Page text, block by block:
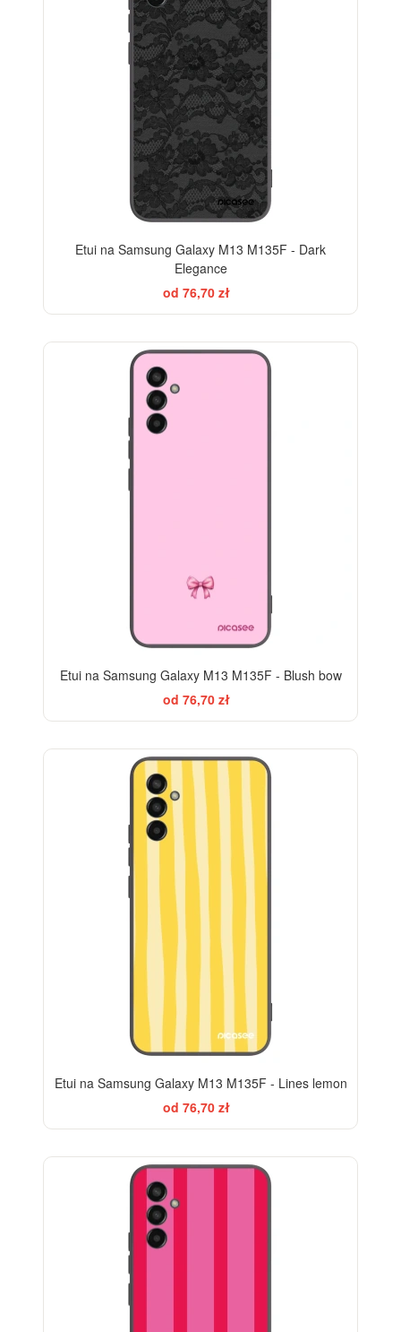
Etui na Samsung Galaxy M13 M135F - Dark
Elegance
od 76,70 zł
Etui na Samsung Galaxy M13 M135F - Blush bow
od 76,70 zł
Etui na Samsung Galaxy M13 M135F - Lines lemon
od 76,70 zł